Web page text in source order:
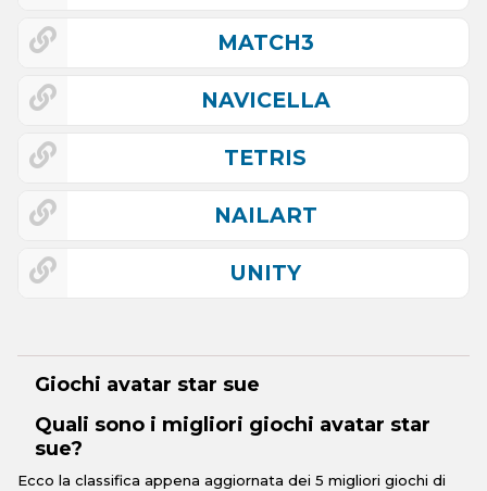
MATCH3
NAVICELLA
TETRIS
NAILART
UNITY
Giochi avatar star sue
Quali sono i migliori giochi avatar star
sue?
Ecco la classifica appena aggiornata dei 5 migliori giochi di